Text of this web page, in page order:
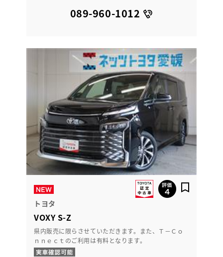
089-960-1012
トヨタ
VOXY S-Z
県内販売に限らさせていただきます。また、Ｔ－Ｃｏ
ｎｎｅｃｔのご利用は有料となります。